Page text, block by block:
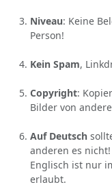
Niveau: Keine
Person!
Kein Spam,
Copyright:
Bilder von
Auf Deutsch
anderen es nicht!
Englisch ist nur
erlaubt.